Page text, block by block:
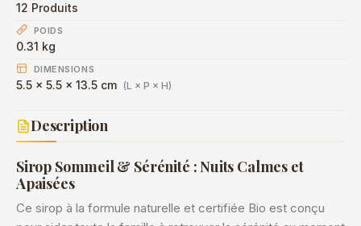
12 Produits
POIDS
0.31 kg
DIMENSIONS
5.5 × 5.5 × 13.5 cm (L × P × H)
Description
Sirop Sommeil & Sérénité : Nuits Calmes et
Apaisées
Ce sirop à la formule naturelle et certifiée Bio est conçu